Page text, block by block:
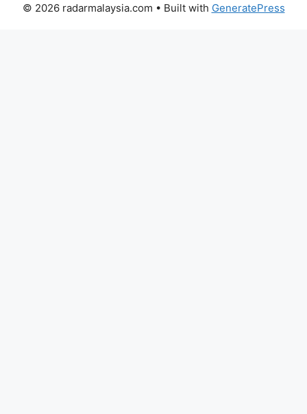
© 2026 radarmalaysia.com • Built with GeneratePress